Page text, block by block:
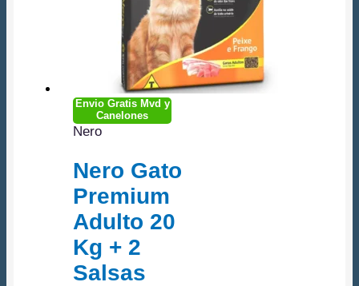
Envio Gratis Mvd y
Canelones
Nero
Nero Gato
Premium
Adulto 20
Kg + 2
Salsas